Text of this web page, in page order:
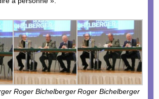
Roger Bichelberger Roger Bichelberger